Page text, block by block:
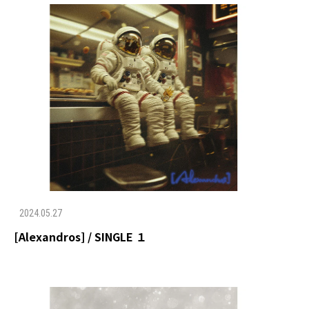
2024.05.27
[Alexandros] / SINGLE １